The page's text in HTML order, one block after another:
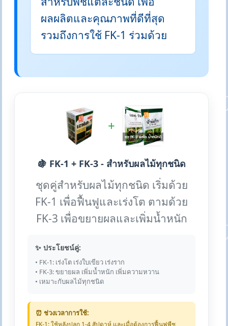
ผลผลิตและคุณภาพที่ดีที่สุด
รวมถึงการใช้ FK-1 ร่วมด้วย
+
🍇 FK-1 + FK-3 - สำหรับผลไม้ทุกชนิด
ชุดคู่สำหรับผลไม้ทุกชนิด เริ่มด้วย
FK-1 เพื่อฟื้นฟูและเร่งโต ตามด้วย
FK-3 เพื่อขยายผลและเพิ่มน้ำหนัก
✨ ประโยชน์คู่:
• FK-1: เร่งโต เร่งใบเขียว เร่งราก
• FK-3: ขยายผล เพิ่มน้ำหนัก เพิ่มความหวาน
• เหมาะกับผลไม้ทุกชนิด
⏰ ช่วงเวลาการใช้:
FK-1: ใช้หลังปลูก 1-4 สัปดาห์ และเมื่อต้องการฟื้นฟูพืช